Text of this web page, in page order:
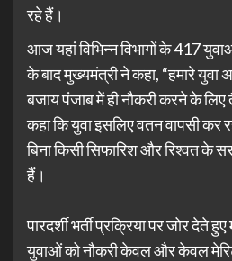
रहे हैं।
आज यहां विभिन्न विभागों के 417
के बाद मुख्यमंत्री ने कहा, “हमारे युवा
बजाय पंजाब में ही नौकरी करने के लिए
कहा कि युवा इसलिए वतन वापसी कर
बिना किसी सिफारिश और रिश्वत के
हैं।
पारदर्शी भर्ती प्रक्रिया पर जोर देते
युवाओं को नौकरी केवल और केवल